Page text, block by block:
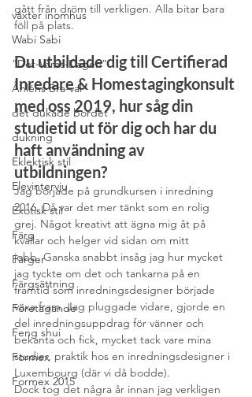
växter inomhus
Wabi Sabi
”Det-Våras-Dagen”
Åhléns Bra-val
det dukade bordet
dukning
Eklektisk stil
Elevintervju
Exotisk stil
Färg
Färger
Färgsättning
Företagande
Feng shui
Formex
Formex 2015
gått från dröm till verkligen. Alla bitar bara
föll på plats.
Du utbildade dig till Certifierad
Inredare & Homestagingkonsult
med oss 2019, hur såg din
studietid ut för dig och har du
haft användning av
utbildningen?
Jag började på grundkursen i inredning
2016. Då var det mer tänkt som en rolig
grej. Något kreativt att ägna mig åt på
kvällar och helger vid sidan om mitt
jobb. Ganska snabbt insåg jag hur mycket
jag tyckte om det och tankarna på en
framtid som inredningsdesigner började
växa fram. Jag pluggade vidare, gjorde en
del inredningsuppdrag för vänner och
bekanta och fick, mycket tack vare mina
studier, praktik hos en inredningsdesigner i
Luxembourg (där vi då bodde).
Dock tog det några år innan jag verkligen